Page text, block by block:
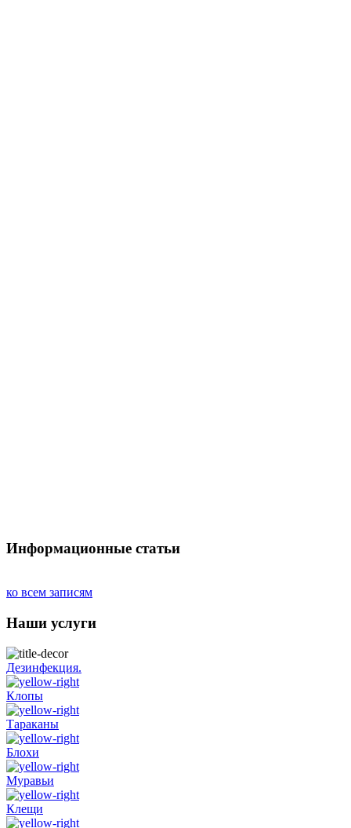
Информационные статьи
ко всем записям
Наши услуги
Дезинфекция.
Клопы
Тараканы
Блохи
Муравьи
Клещи